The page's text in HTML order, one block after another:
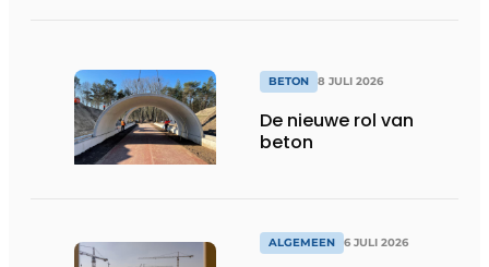
BETON 8 JULI 2026
De nieuwe rol van
beton
ALGEMEEN 6 JULI 2026